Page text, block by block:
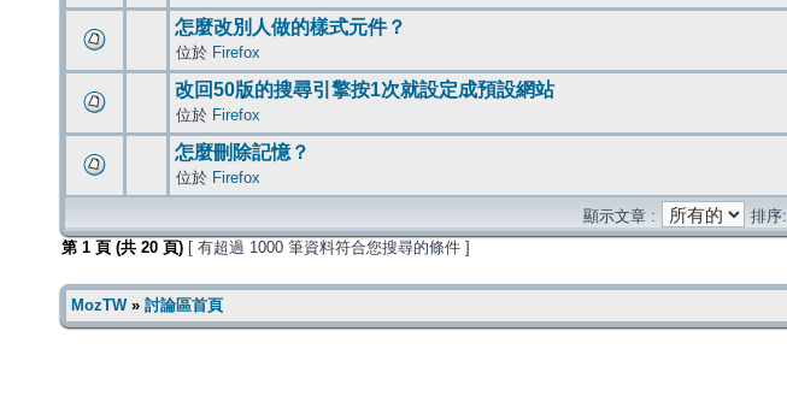
怎麼改別人做的樣式元件？
位於 Firefox
改回50版的搜尋引擎按1次就設定成預設網站
位於 Firefox
怎麼刪除記憶？
位於 Firefox
顯示文章 :
排序:
第 1 頁 (共 20 頁) [ 有超過 1000 筆資料符合您搜尋的條件 ]
MozTW» 討論區首頁